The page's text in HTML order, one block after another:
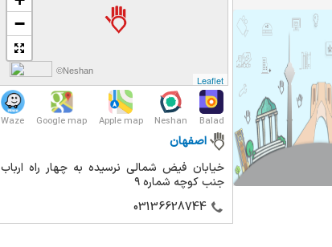
−
Leaflet
©Neshan
Balad
Neshan
Apple map
Google map
Waze
اصفهان
خیابان فیض شمالى نرسيده به چهار راه ارباب
جنب كوچه شماره ٩
03136628744